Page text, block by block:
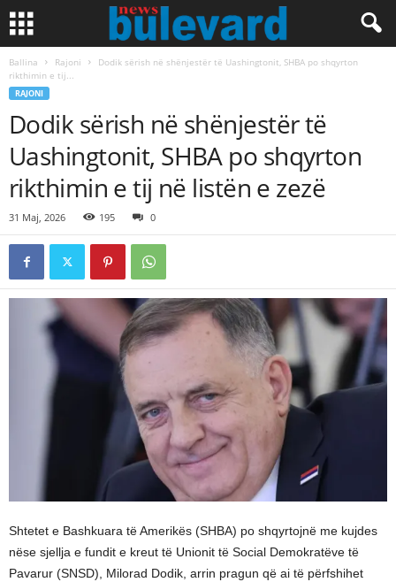
Ballina Rajoni
Dodik sërish në shënjestër të Uashingtonit, SHBA po shqyrton
rikthimin e tij...
RAJONI
Dodik sërish në shënjestër të
Uashingtonit, SHBA po shqyrton
rikthimin e tij në listën e zezë
31 Maj, 2026 195 0
Shtetet e Bashkuara të Amerikës (SHBA) po shqyrtojnë me kujdes
nëse sjellja e fundit e kreut të Unionit të Social Demokratëve të
Pavarur (SNSD), Milorad Dodik, arrin pragun që ai të përfshihet